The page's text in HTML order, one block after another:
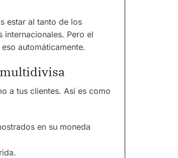
estar al tanto de los
Pero el
automáticamente.
a tus clientes. Así es como
en su moneda